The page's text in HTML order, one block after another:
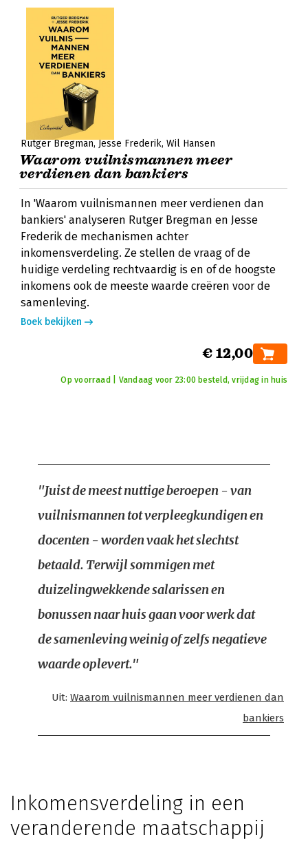
Rutger Bregman Jesse Frederik Wil Hansen
Waarom vuilnismannen meer
verdienen dan bankiers
In 'Waarom vuilnismannen meer verdienen dan
bankiers' analyseren Rutger Bregman en Jesse
Frederik de mechanismen achter
inkomensverdeling. Ze stellen de vraag of de
huidige verdeling rechtvaardig is en of de hoogste
inkomens ook de meeste waarde creëren voor de
samenleving.
Boek bekijken
€ 12,00
Op voorraad | Vandaag voor 23:00 besteld, vrijdag in huis
"Juist de meest nuttige beroepen - van
vuilnismannen tot verpleegkundigen en
docenten - worden vaak het slechtst
betaald. Terwijl sommigen met
duizelingwekkende salarissen en
bonussen naar huis gaan voor werk dat
de samenleving weinig of zelfs negatieve
waarde oplevert."
Uit: Waarom vuilnismannen meer verdienen dan
bankiers
Inkomensverdeling in een
veranderende maatschappij